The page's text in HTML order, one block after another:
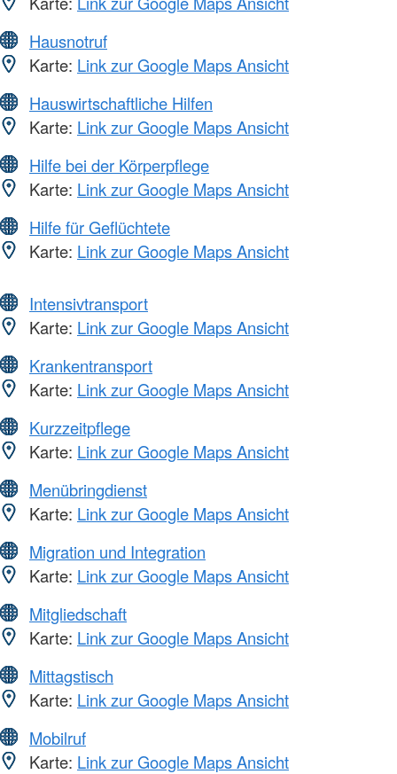
Hausnotruf
Karte: Link zur Google Maps Ansicht
Hauswirtschaftliche Hilfen
Karte: Link zur Google Maps Ansicht
Hilfe bei der Körperpflege
Karte: Link zur Google Maps Ansicht
Hilfe für Geflüchtete
Karte: Link zur Google Maps Ansicht
Intensivtransport
Karte: Link zur Google Maps Ansicht
Krankentransport
Karte: Link zur Google Maps Ansicht
Kurzzeitpflege
Karte: Link zur Google Maps Ansicht
Menübringdienst
Karte: Link zur Google Maps Ansicht
Migration und Integration
Karte: Link zur Google Maps Ansicht
Mitgliedschaft
Karte: Link zur Google Maps Ansicht
Mittagstisch
Karte: Link zur Google Maps Ansicht
Mobilruf
Karte: Link zur Google Maps Ansicht